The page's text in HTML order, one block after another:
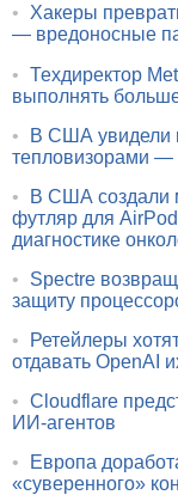
•
Хакеры
— вредоносные
• Техдиректор
выполнять
•
В США увидели
тепловизорами —
•
В США создали
футляр для
диагностике
•
Spectre
защиту
•
Ретейлеры
отдавать OpenAI
• Cloudflare
ИИ-агентов
•
Европа
«суверенного»